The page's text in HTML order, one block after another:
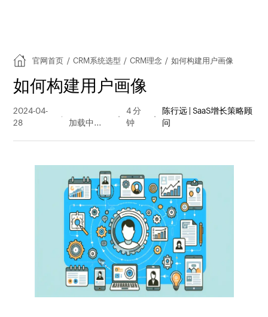
官网首页 / CRM系统选型 / CRM理念 / 如何构建用户画像
如何构建用户画像
2024-04-
28
量
4 分
钟
陈行远 | SaaS增长策略顾
问